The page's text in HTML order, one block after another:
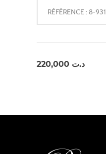
RÉFÉRENCE : 8-931
د.ت